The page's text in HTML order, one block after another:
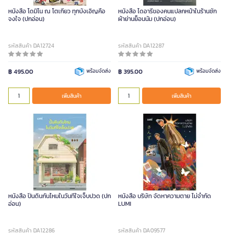
หนังสือ โดมิโน ณ โตเกียว ทุกบังเอิญคือ
จงใจ (ปกอ่อน)
รหัสสินค้า DA12724
฿ 495.00 พร้อมจัดส่ง
เพิ่มสินค้า
หนังสือ ไดอารีของคนแปลกหน้าในร้านซัก
ผ้าย่านย็อนนัม (ปกอ่อน)
รหัสสินค้า DA12287
฿ 395.00 พร้อมจัดส่ง
เพิ่มสินค้า
หนังสือ ปั้นดินกันไหมในวันที่ใจเจ็บปวด (ปก
อ่อน)
รหัสสินค้า DA12286
หนังสือ บริษัท จัดหาความตาย ไม่จำกัด
LUMI
รหัสสินค้า DA09577